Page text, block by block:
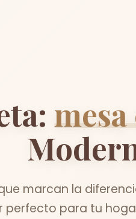
marcan la
perfecto para tu